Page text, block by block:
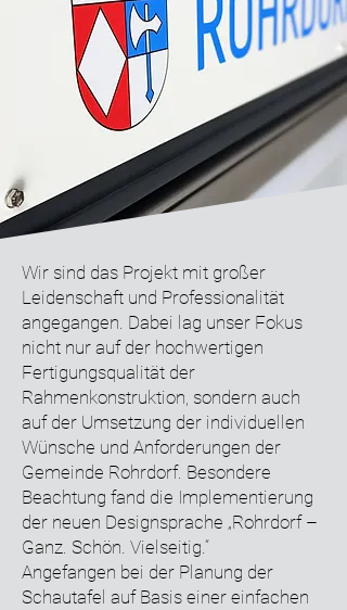
Wir sind das Projekt mit großer
Leidenschaft und Professionalität
angegangen. Dabei lag unser Fokus
nicht nur auf der hochwertigen
Fertigungsqualität der
Rahmenkonstruktion, sondern auch
auf der Umsetzung der individuellen
Wünsche und Anforderungen der
Gemeinde Rohrdorf. Besondere
Beachtung fand die Implementierung
der neuen Designsprache „Rohrdorf –
Ganz. Schön. Vielseitig.“
Angefangen bei der Planung der
Schautafel auf Basis einer einfachen